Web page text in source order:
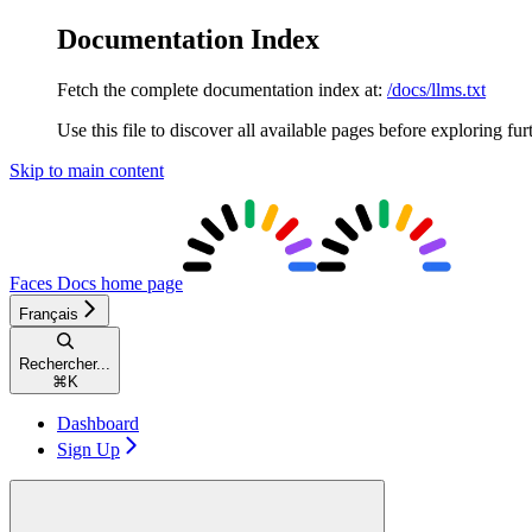
Documentation Index
Fetch the complete documentation index at: /docs/llms.txt
Use this file to discover all available pages before exploring
Skip to main content
Faces Docs home page
Français
Rechercher...
⌘ K
Dashboard
Sign Up